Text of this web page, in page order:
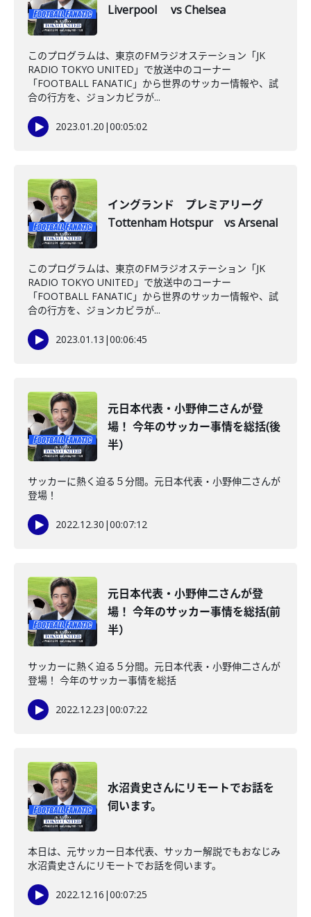
Liverpool vs Chelsea
このプログラムは、東京のFMラジオステーション「JK
RADIO TOKYO UNITED」で放送中のコーナー
「FOOTBALL FANATIC」から世界のサッカー情報や、試
合の行方を、ジョンカビラが...
2023.01.20 |00:05:02
イングランド プレミアリーグ
Tottenham Hotspur vs Arsenal
このプログラムは、東京のFMラジオステーション「JK
RADIO TOKYO UNITED」で放送中のコーナー
「FOOTBALL FANATIC」から世界のサッカー情報や、試
合の行方を、ジョンカビラが...
2023.01.13 |00:06:45
元日本代表・小野伸二さんが登
場！ 今年のサッカー事情を総括(後
半）
サッカーに熱く迫る５分間。元日本代表・小野伸二さんが
登場！
2022.12.30 |00:07:12
元日本代表・小野伸二さんが登
場！ 今年のサッカー事情を総括(前
半）
サッカーに熱く迫る５分間。元日本代表・小野伸二さんが
登場！ 今年のサッカー事情を総括
2022.12.23 |00:07:22
水沼貴史さんにリモートでお話を
伺います。
本日は、元サッカー日本代表、サッカー解説でもおなじみ
水沼貴史さんにリモートでお話を伺います。
2022.12.16 |00:07:25